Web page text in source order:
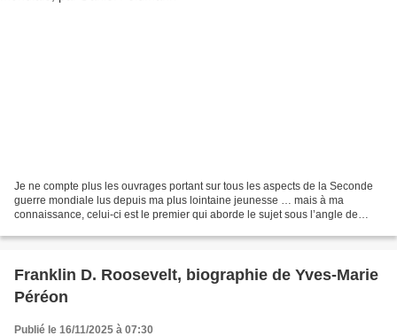
Je ne compte plus les ouvrages portant sur tous les aspects de la Seconde
guerre mondiale lus depuis ma plus lointaine jeunesse … mais à ma
connaissance, celui-ci est le premier qui aborde le sujet sous l’angle de
Franklin D. Roosevelt, biographie de Yves-Marie
Péréon
Publié le 16/11/2025 à 07:30